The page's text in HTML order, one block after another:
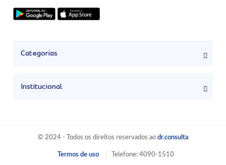
Categorias
Institucional
© 2024 - Todos os direitos reservados ao dr.consulta
Termos de uso Telefone: 4090-1510